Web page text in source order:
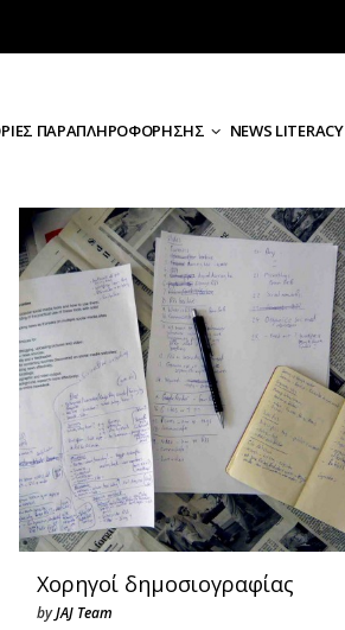
ΠΑΡΑΠΛΗΡΟΦΟΡΗΣΗΣ NEWS LITERACY
Χορηγοί δημοσιογραφίας
byJAJ Team